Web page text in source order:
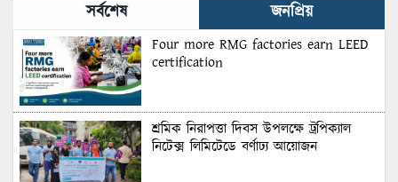
সর্বশেষ জনপ্রিয়
Four more RMG factories earn LEED
certification
শ্রমিক নিরাপত্তা দিবস উপলক্ষে ট্রপিক্যাল
নিটেক্স লিমিটেডে বর্ণাঢ্য আয়োজন